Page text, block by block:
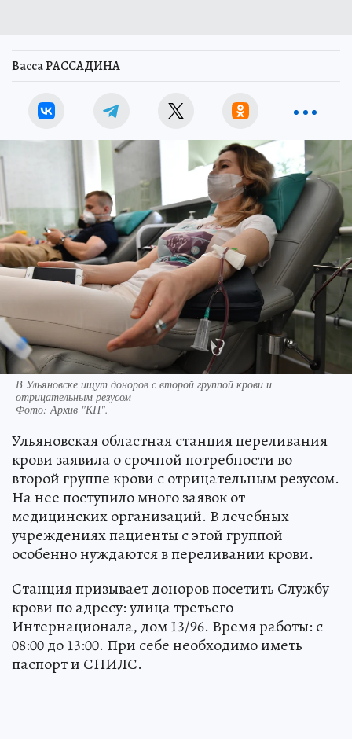
Васса РАССАДИНА
В Ульяновске ищут доноров с второй группой крови и
отрицательным резусом
Фото:Архив "КП".
Ульяновская областная станция переливания
крови заявила о срочной потребности во
второй группе крови с отрицательным резусом.
На нее поступило много заявок от
медицинских организаций. В лечебных
учреждениях пациенты с этой группой
особенно нуждаются в переливании крови.
Станция призывает доноров посетить Службу
крови по адресу: улица третьего
Интернационала, дом 13/96. Время работы: с
08:00 до 13:00. При себе необходимо иметь
паспорт и СНИЛС.